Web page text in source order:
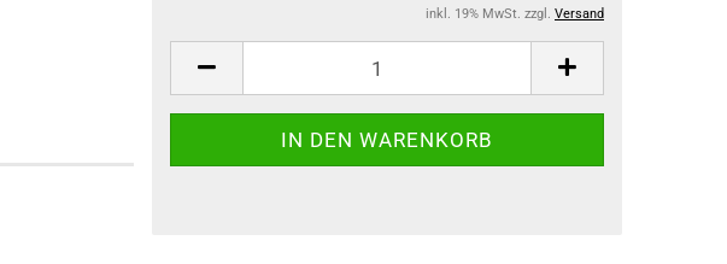
inkl. 19% MwSt. zzgl. Versand